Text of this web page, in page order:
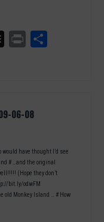
Buffer Print
06-08
have thought I’d see
# …and the original
(Hope they don’t
bit.ly/odwFM
old Monkey Island … # How